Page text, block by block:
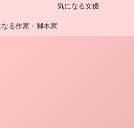
気になる女優
る作家・脚本家